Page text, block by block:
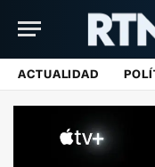
ACTUALIDAD